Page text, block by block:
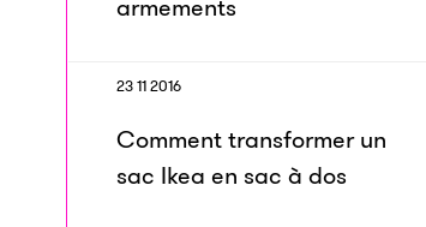
armements
23 11 2016
Comment transformer un
sac Ikea en sac à dos